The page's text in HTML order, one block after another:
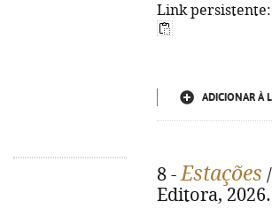
Link
ADICIONAR À
8 -Estações
Editora,